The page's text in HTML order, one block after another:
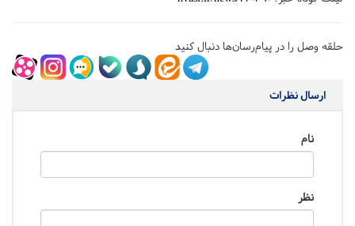
حلقه وصل را در پیام‌رسان‌ها دنبال کنید
ارسال نظرات
نام
نظر